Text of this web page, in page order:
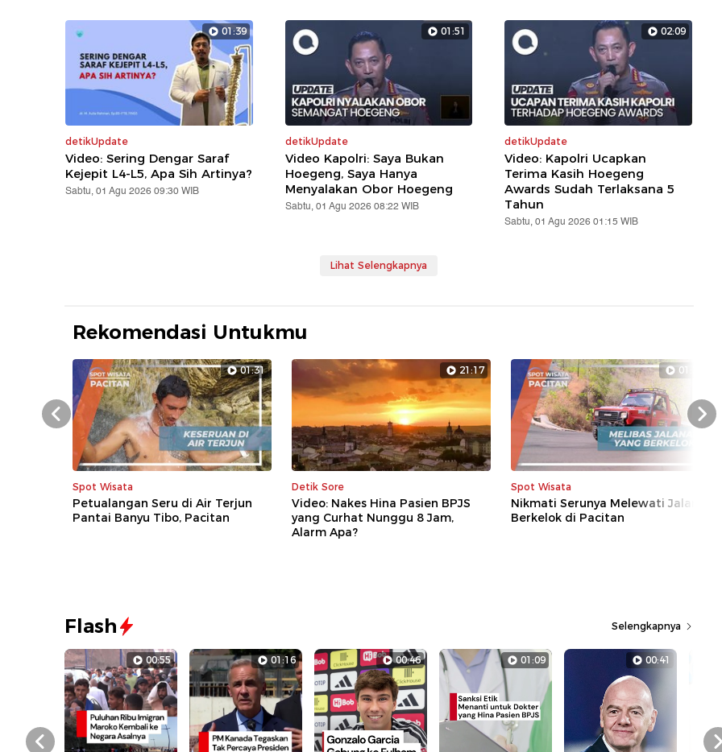
01:39
detikUpdate
Video: Sering Dengar Saraf
Kejepit L4-L5, Apa Sih Artinya?
Sabtu, 01 Agu 2026 09:30 WIB
01:51
detikUpdate
Video Kapolri: Saya Bukan
Hoegeng, Saya Hanya
Menyalakan Obor Hoegeng
Sabtu, 01 Agu 2026 08:22 WIB
02:09
detikUpdate
Video: Kapolri Ucapkan
Terima Kasih Hoegeng
Awards Sudah Terlaksana 5
Tahun
Sabtu, 01 Agu 2026 01:15 WIB
Lihat Selengkapnya
Rekomendasi Untukmu
01:31
Spot Wisata
Petualangan Seru di Air Terjun
Pantai Banyu Tibo, Pacitan
21:17
Detik Sore
Video: Nakes Hina Pasien BPJS
yang Curhat Nunggu 8 Jam,
Alarm Apa?
01:26
Spot Wisata
Nikmati Serunya Melewati Jalan
Berkelok di Pacitan
Prev Next
Flash Selengkapnya
00:55 01:16 00:46 01:09 00:41